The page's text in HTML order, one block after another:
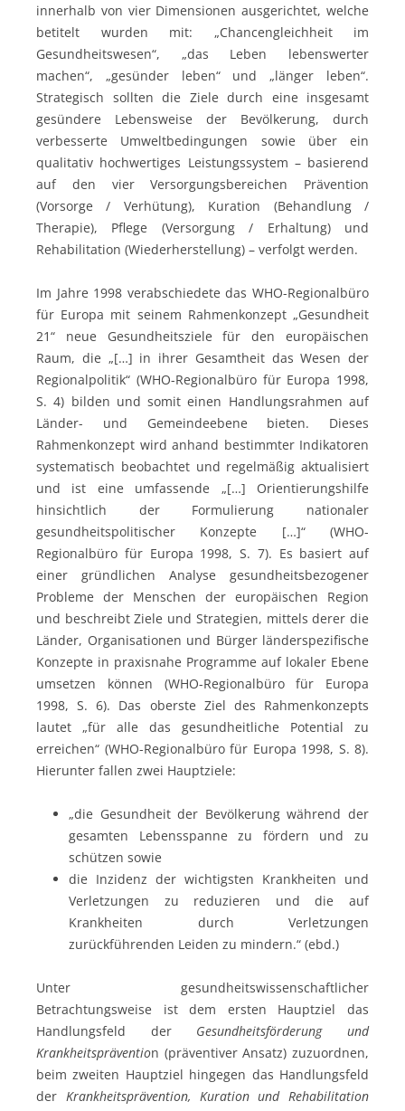
innerhalb von vier Dimensionen ausgerichtet, welche
betitelt wurden mit: „Chancengleichheit im
Gesundheitswesen“, „das Leben lebenswerter
machen“, „gesünder leben“ und „länger leben“.
Strategisch sollten die Ziele durch eine insgesamt
gesündere Lebensweise der Bevölkerung, durch
verbesserte Umweltbedingungen sowie über ein
qualitativ hochwertiges Leistungssystem – basierend
auf den vier Versorgungsbereichen Prävention
(Vorsorge / Verhütung), Kuration (Behandlung /
Therapie), Pflege (Versorgung / Erhaltung) und
Rehabilitation (Wiederherstellung) – verfolgt werden.
Im Jahre 1998 verabschiedete das WHO-Regionalbüro
für Europa mit seinem Rahmenkonzept „Gesundheit
21“ neue Gesundheitsziele für den europäischen
Raum, die „[…] in ihrer Gesamtheit das Wesen der
Regionalpolitik“ (WHO-Regionalbüro für Europa 1998,
S. 4) bilden und somit einen Handlungsrahmen auf
Länder- und Gemeindeebene bieten. Dieses
Rahmenkonzept wird anhand bestimmter Indikatoren
systematisch beobachtet und regelmäßig aktualisiert
und ist eine umfassende „[…] Orientierungshilfe
hinsichtlich der Formulierung nationaler
gesundheitspolitischer Konzepte […]“ (WHO-
Regionalbüro für Europa 1998, S. 7). Es basiert auf
einer gründlichen Analyse gesundheitsbezogener
Probleme der Menschen der europäischen Region
und beschreibt Ziele und Strategien, mittels derer die
Länder, Organisationen und Bürger länderspezifische
Konzepte in praxisnahe Programme auf lokaler Ebene
umsetzen können (WHO-Regionalbüro für Europa
1998, S. 6). Das oberste Ziel des Rahmenkonzepts
lautet „für alle das gesundheitliche Potential zu
erreichen“ (WHO-Regionalbüro für Europa 1998, S. 8).
Hierunter fallen zwei Hauptziele:
„die Gesundheit der Bevölkerung während der
gesamten Lebensspanne zu fördern und zu
schützen sowie
die Inzidenz der wichtigsten Krankheiten und
Verletzungen zu reduzieren und die auf
Krankheiten durch Verletzungen
zurückführenden Leiden zu mindern.“ (ebd.)
Unter gesundheitswissenschaftlicher
Betrachtungsweise ist dem ersten Hauptziel das
Handlungsfeld der Gesundheitsförderung und
Krankheitsprävention (präventiver Ansatz) zuzuordnen,
beim zweiten Hauptziel hingegen das Handlungsfeld
der Krankheitsprävention, Kuration und Rehabilitation